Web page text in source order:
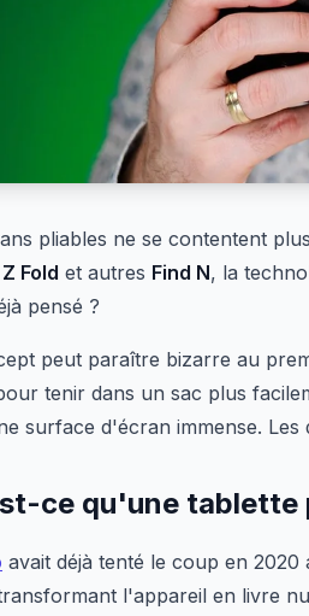
pliables ne se contentent
Fold et autres Find N, la
pensé ?
peut paraître bizarre au
tenir dans un sac plus
surface d'écran immense.
ce qu'une tablette
avait déjà tenté le coup en 2020
l'appareil en livre